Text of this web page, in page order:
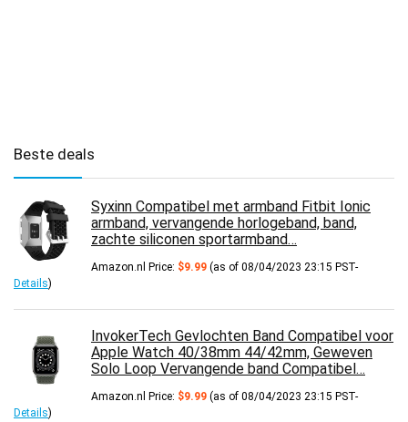
Beste deals
Syxinn Compatibel met armband Fitbit Ionic
armband, vervangende horlogeband, band,
zachte siliconen sportarmband…
Amazon.nl Price: $9.99 (as of 08/04/2023 23:15 PST-
Details)
InvokerTech Gevlochten Band Compatibel voor
Apple Watch 40/38mm 44/42mm, Geweven
Solo Loop Vervangende band Compatibel…
Amazon.nl Price: $9.99 (as of 08/04/2023 23:15 PST-
Details)